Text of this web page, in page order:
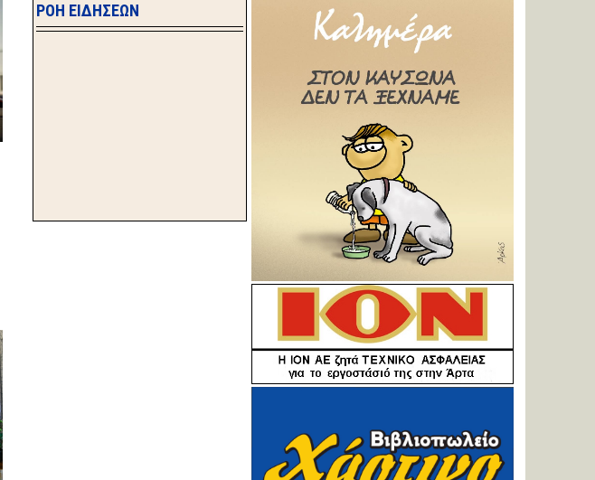
ΡΟΗ ΕΙΔΗΣΕΩΝ